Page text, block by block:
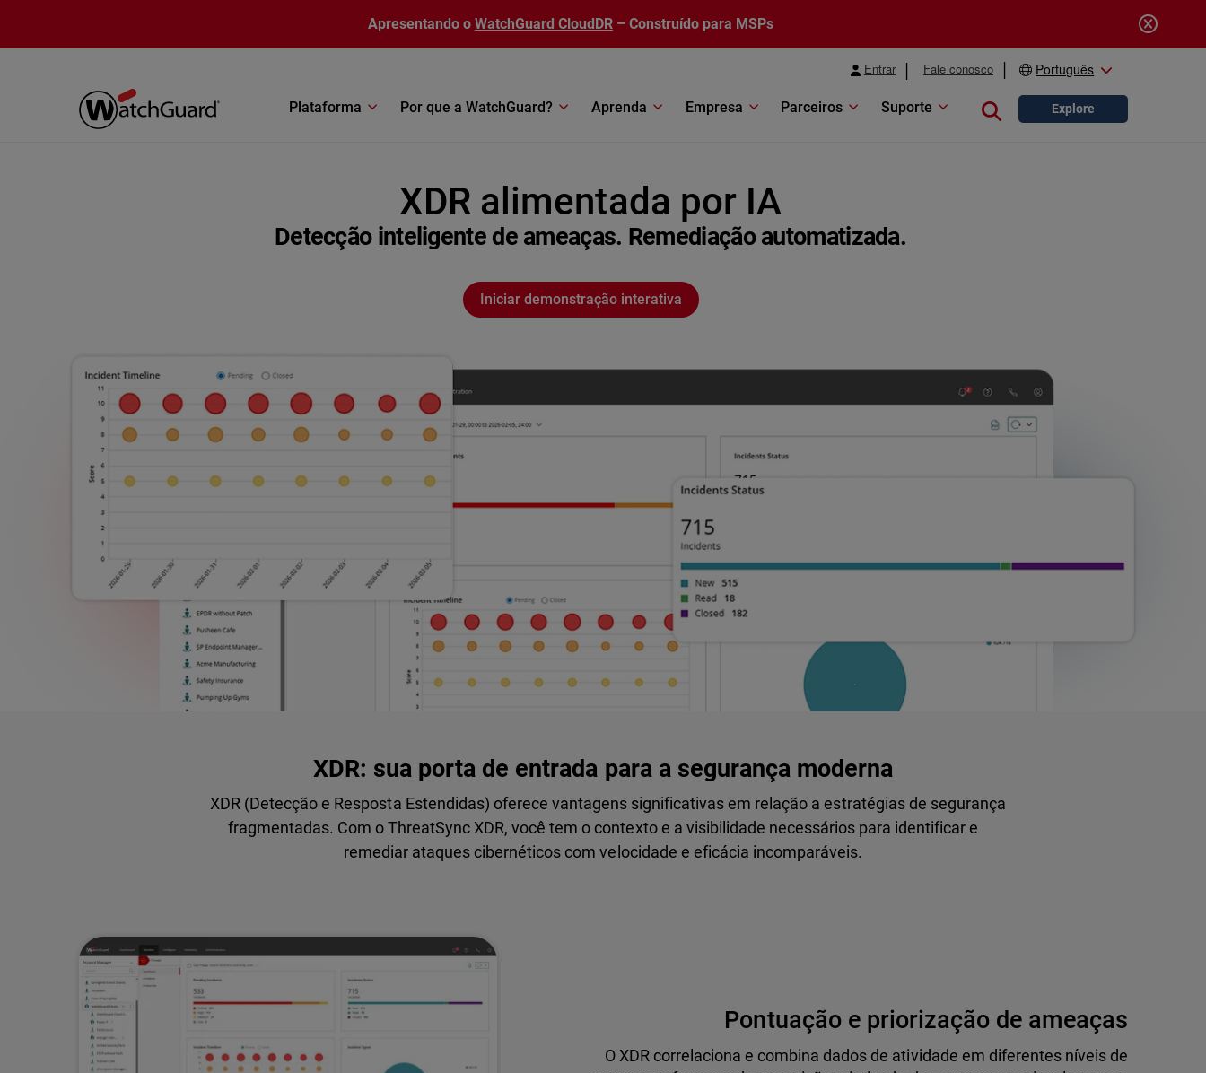
Apresentando o WatchGuard CloudDR – Construído para MSPs
Entrar Fale conosco Português
Plataforma Por que a WatchGuard? Aprenda Empresa Parceiros Suporte Close search
Explore
XDR alimentada por IA
Detecção inteligente de ameaças. Remediação automatizada.
Iniciar demonstração interativa
XDR: sua porta de entrada para a segurança moderna
XDR (Detecção e Resposta Estendidas) oferece vantagens significativas em relação a estratégias de segurança
fragmentadas. Com o ThreatSync XDR, você tem o contexto e a visibilidade necessários para identificar e
remediar ataques cibernéticos com velocidade e eficácia incomparáveis.
Pontuação e priorização de ameaças
O XDR correlaciona e combina dados de atividade em diferentes níveis de